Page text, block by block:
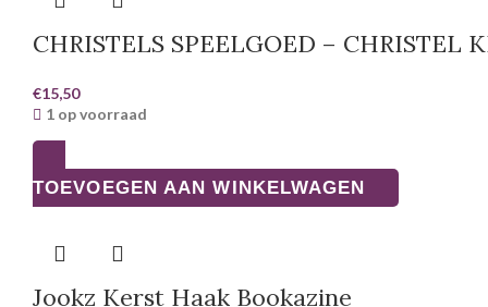
CHRISTELS SPEELGOED – CHRISTEL
€15,50
1 op voorraad
TOEVOEGEN AAN WINKELWAGEN
Jookz Kerst Haak Bookazine